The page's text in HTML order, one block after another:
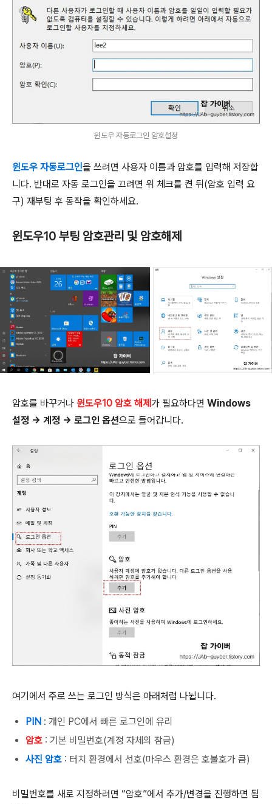
윈도우 자동로그인 암호설정
윈도우 자동로그인을 쓰려면 사용자 이름과 암호를 입력해 저장합
니다. 반대로 자동 로그인을 끄려면 위 체크를 켠 뒤(암호 입력 요
구) 재부팅 후 동작을 확인하세요.
윈도우10 부팅 암호관리 및 암호해제
암호를 바꾸거나 윈도우10 암호 해제 가 필요하다면 Windows
설정 → 계정 → 로그인 옵션으로 들어갑니다.
여기에서 주로 쓰는 로그인 방식은 아래처럼 나뉩니다.
PIN : 개인 PC에서 빠른 로그인에 유리
암호 : 기본 비밀번호(계정 자체의 잠금)
사진 암호 : 터치 환경에서 선호(마우스 환경은 호불호가 큼)
비밀번호를 새로 지정하려면 “암호”에서 추가/변경을 진행하면 됩